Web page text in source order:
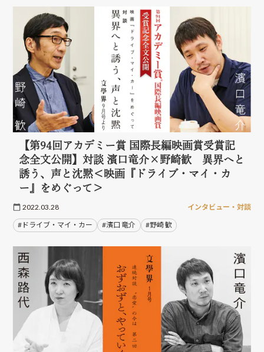
【第94回アカデミー賞 国際長編映画賞受賞記
念全文公開】対談 濱口竜介×野崎歓 異界へと
誘う、声と沈黙＜映画『ドライブ・マイ・カ
ー』をめぐって＞
2022.03.28 インタビュー・対談
#ドライブ・マイ・カー #濱口 竜介 #野崎 歓